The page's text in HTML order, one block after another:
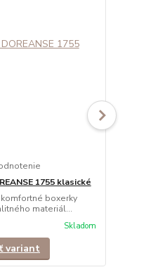
1755 klasické
boxerky
materiál...
Skladom
variant